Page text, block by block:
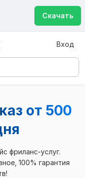
Скачать
Вход
от 500
фриланс-услуг.
100% гарантия